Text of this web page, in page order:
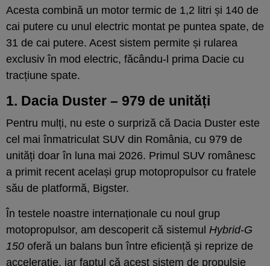
Acesta combină un motor termic de 1,2 litri și 140 de
cai putere cu unul electric montat pe puntea spate, de
31 de cai putere. Acest sistem permite și rularea
exclusiv în mod electric, făcându-l prima Dacie cu
tracțiune spate.
1. Dacia Duster – 979 de unități
Pentru mulți, nu este o surpriză că Dacia Duster este
cel mai înmatriculat SUV din România, cu 979 de
unități doar în luna mai 2026. Primul SUV românesc
a primit recent același grup motopropulsor cu fratele
său de platformă, Bigster.
În testele noastre internaționale cu noul grup
motopropulsor, am descoperit că sistemul Hybrid-G
150 oferă un balans bun între eficiență și reprize de
accelerație, iar faptul că acest sistem de propulsie